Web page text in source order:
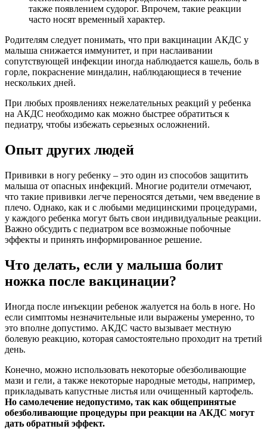
также появлением судорог. Впрочем, такие реакции
часто носят временный характер.
Родителям следует понимать, что при вакцинации АКДС у
малыша снижается иммунитет, и при наслаивании
сопутствующей инфекции иногда наблюдается кашель, боль в
горле, покраснение миндалин, наблюдающиеся в течение
нескольких дней.
При любых проявлениях нежелательных реакций у ребенка
на АКДС необходимо как можно быстрее обратиться к
педиатру, чтобы избежать серьезных осложнений.
Опыт других людей
Прививки в ногу ребенку – это один из способов защитить
малыша от опасных инфекций. Многие родители отмечают,
что такие прививки легче переносятся детьми, чем введение в
плечо. Однако, как и с любыми медицинскими процедурами,
у каждого ребенка могут быть свои индивидуальные реакции.
Важно обсудить с педиатром все возможные побочные
эффекты и принять информированное решение.
Что делать, если у малыша болит
ножка после вакцинации?
Иногда после инъекции ребенок жалуется на боль в ноге. Но
если симптомы незначительные или выражены умеренно, то
это вполне допустимо. АКДС часто вызывает местную
болевую реакцию, которая самостоятельно проходит на третий
день.
Конечно, можно использовать некоторые обезболивающие
мази и гели, а также некоторые народные методы, например,
прикладывать капустные листья или очищенный картофель.
Но самолечение недопустимо, так как общепринятые
обезболивающие процедуры при реакции на АКДС могут
дать обратный эффект.